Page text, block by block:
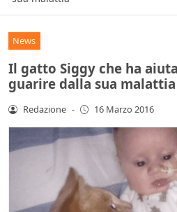
News
Il gatto Siggy che ha
guarire dalla sua malattia
Redazione - 16 Marzo 2016